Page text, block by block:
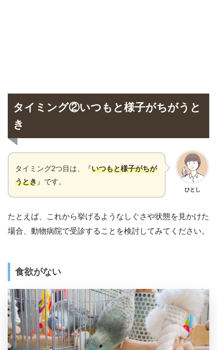
タイミング②いつもと様子がちがうと
き
ひとし
タイミング2つ目は、『いつもと様子がちが
うとき 』です。
たとえば、これから挙げるようなしぐさや状態を見かけた
場合、動物病院で受診することを検討してみてください。
食欲がない